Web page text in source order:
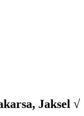
Jaksel √